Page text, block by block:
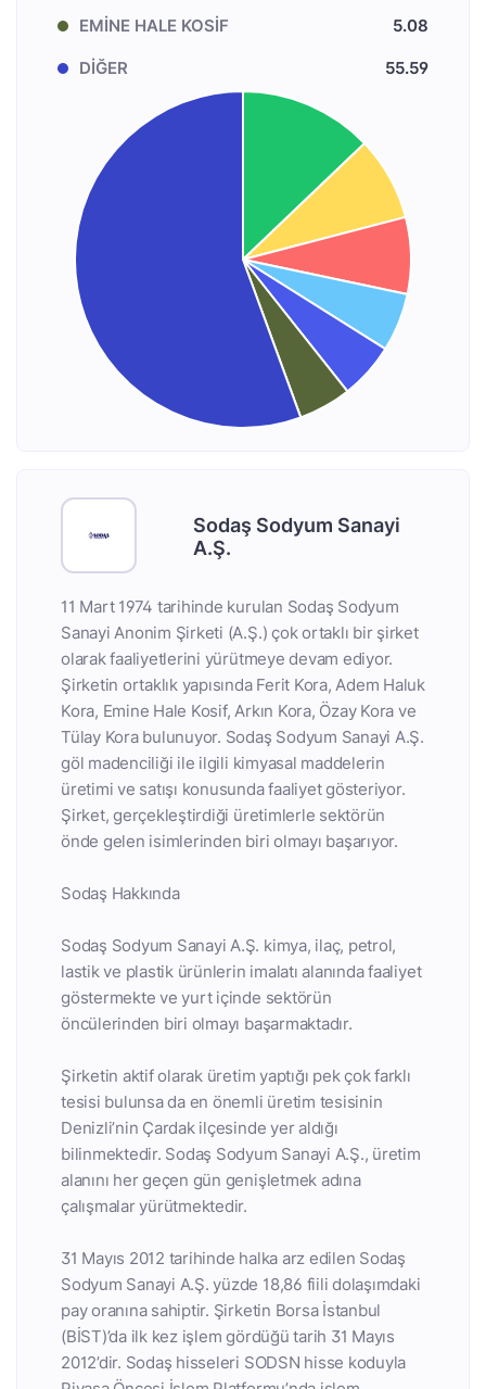
EMİNE HALE KOSİF 5.08
DİĞER 55.59
Sodaş Sodyum Sanayi
A.Ş.
11 Mart 1974 tarihinde kurulan Sodaş Sodyum
Sanayi Anonim Şirketi (A.Ş.) çok ortaklı bir şirket
olarak faaliyetlerini yürütmeye devam ediyor.
Şirketin ortaklık yapısında Ferit Kora, Adem Haluk
Kora, Emine Hale Kosif, Arkın Kora, Özay Kora ve
Tülay Kora bulunuyor. Sodaş Sodyum Sanayi A.Ş.
göl madenciliği ile ilgili kimyasal maddelerin
üretimi ve satışı konusunda faaliyet gösteriyor.
Şirket, gerçekleştirdiği üretimlerle sektörün
önde gelen isimlerinden biri olmayı başarıyor.
Sodaş Hakkında
Sodaş Sodyum Sanayi A.Ş. kimya, ilaç, petrol,
lastik ve plastik ürünlerin imalatı alanında faaliyet
göstermekte ve yurt içinde sektörün
öncülerinden biri olmayı başarmaktadır.
Şirketin aktif olarak üretim yaptığı pek çok farklı
tesisi bulunsa da en önemli üretim tesisinin
Denizli’nin Çardak ilçesinde yer aldığı
bilinmektedir. Sodaş Sodyum Sanayi A.Ş., üretim
alanını her geçen gün genişletmek adına
çalışmalar yürütmektedir.
31 Mayıs 2012 tarihinde halka arz edilen Sodaş
Sodyum Sanayi A.Ş. yüzde 18,86 fiili dolaşımdaki
pay oranına sahiptir. Şirketin Borsa İstanbul
(BİST)’da ilk kez işlem gördüğü tarih 31 Mayıs
2012’dir. Sodaş hisseleri SODSN hisse koduyla